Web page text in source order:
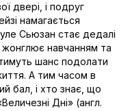
двері, і подруг
намагається
Сьюзан стає дедалі
жонглює навчанням та
шанс подолати
А тим часом в
бал, і хто знає, що
Дні» (англ.